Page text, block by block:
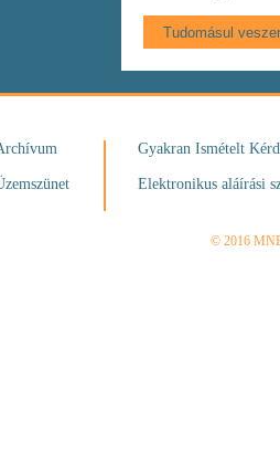
Gyakran Ismételt
Elektronikus aláírási
© 2016